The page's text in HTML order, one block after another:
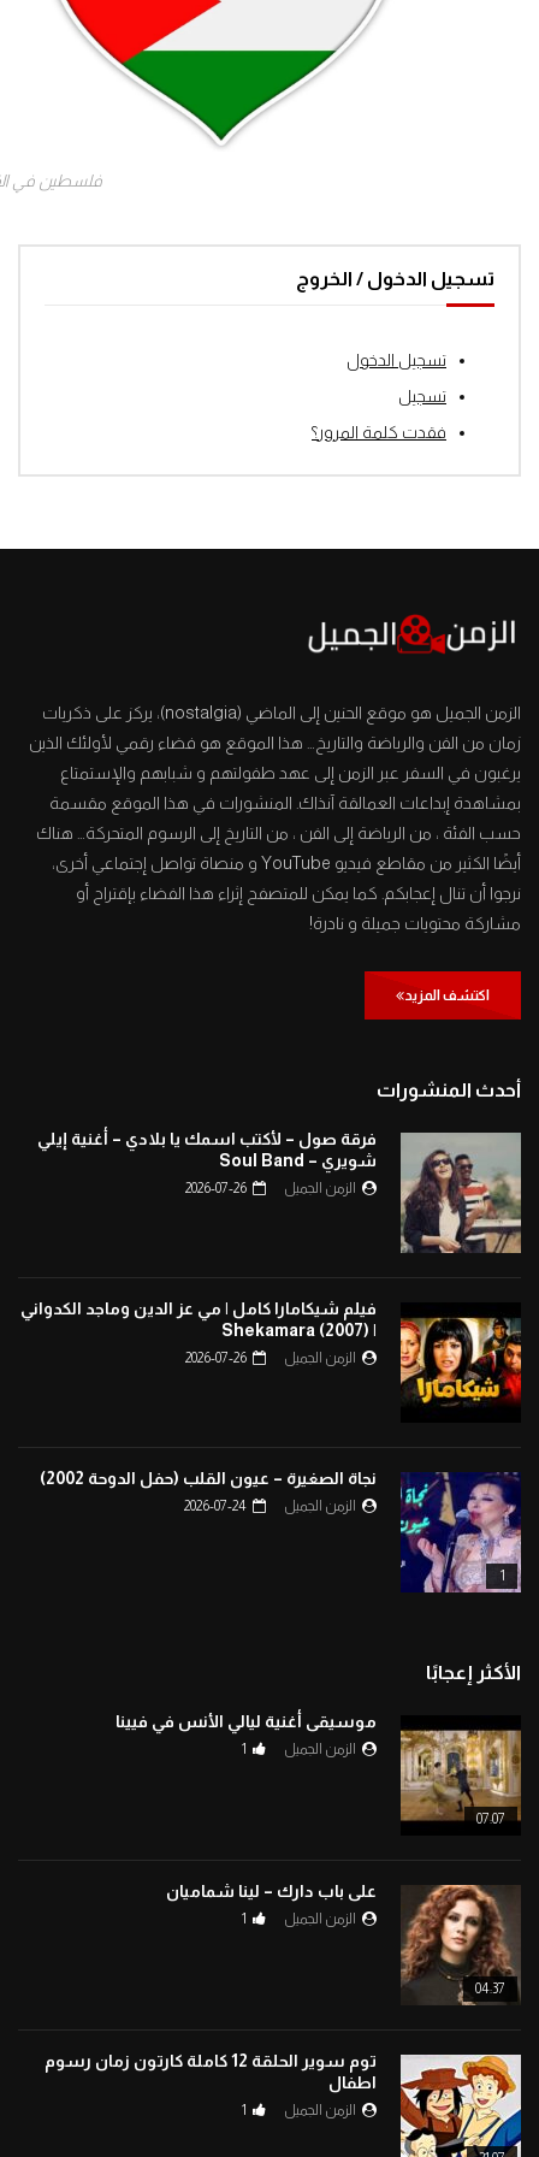
فلسطين في
تسجيل الدخول / الخروج
تسجيل الدخول
تسجيل
فقدت كلمة المرور؟
الزمن الجميل هو موقع الحنين إلى الماضي (nostalgia)، يركز على ذكريات
زمان من الفن والرياضة والتاريخ… هذا الموقع هو فضاء رقمي لأولئك الذين
يرغبون في السفر عبر الزمن إلى عهد طفولتهم و شبابهم والإستمتاع
بمشاهدة إبداعات العمالقة آنذاك. المنشورات في هذا الموقع مقسمة
حسب الفئة ، من الرياضة إلى الفن ، من التاريخ إلى الرسوم المتحركة… هناك
أيضًا الكثير من مقاطع فيديو YouTube و منصاة تواصل إجتماعي أخرى،
نرجوا أن تنال إعجابكم. كما يمكن للمتصفح إثراء هذا الفضاء بإقتراح أو
مشاركة محتويات جميلة و نادرة!
اكتشف المزيد
أحدث المنشورات
فرقة صول – لأكتب اسمك يا بلادي – أغنية إيلي
شويري – Soul Band
الزمن الجميل 2026-07-26
فيلم شيكامارا كامل | مي عز الدين وماجد الكدواني
| Shekamara (2007)
الزمن الجميل 2026-07-26
1
نجاة الصغيرة – عيون القلب (حفل الدوحة 2002)
الزمن الجميل 2026-07-24
الأكثر إعجابًا
07:07
موسيقى أغنية ليالي الأنس في فيينا
الزمن الجميل 1
04:37
على باب دارك – لينا شماميان
الزمن الجميل 1
توم سوير الحلقة 12 كاملة كارتون زمان رسوم
اطفال
الزمن الجميل 1